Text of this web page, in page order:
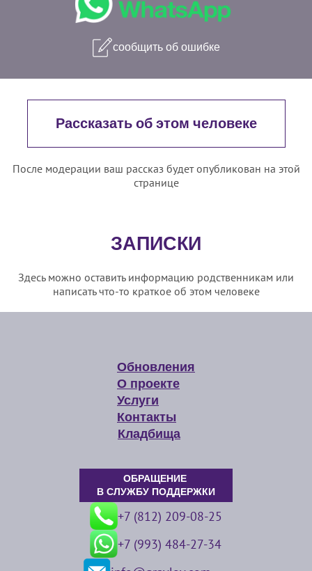
сообщить об ошибке
Рассказать об этом человеке
После модерации ваш рассказ будет опубликован на этой
странице
ЗАПИСКИ
Здесь можно оставить информацию родственникам или
написать что-то краткое об этом человеке
Обновления
О проекте
Услуги
Контакты
Кладбища
ОБРАЩЕНИЕ
В СЛУЖБУ ПОДДЕРЖКИ
+7 (812) 209-08-25
+7 (993) 484-27-34